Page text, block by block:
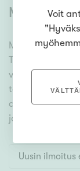
Asuntotyyppi
Kerros-/
Rivitalo/
Omakoti-/
Maa- tai
Vapaa-
Myytävät
Meiltä löydät
Tuhansien
verkostomme
tärkeimmässä
asunnot.
jonka avulla
Uusin ilmoitus
Voit